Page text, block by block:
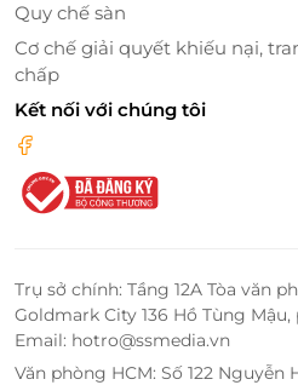
Quy chế sàn
Cơ chế giải quyết khiếu nại,
chấp
Kết nối với chúng tôi
Trụ sở chính: Tầng 12A Tòa văn
Goldmark City 136 Hồ Tùng
Email: hotro@ssmedia.vn
Văn phòng HCM: Số 122